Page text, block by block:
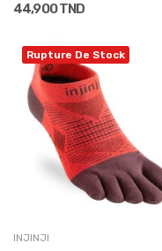
44,900 TND
Rupture De Stock
INJINJI